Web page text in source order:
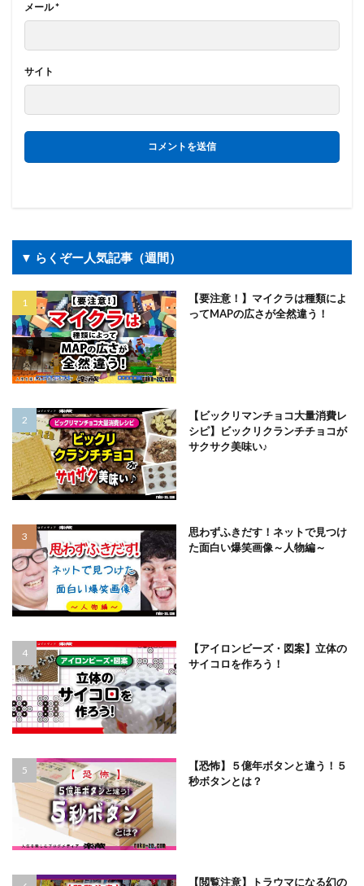
メール*
サイト
▼ らくぞー人気記事（週間）
【要注意！】マイクラは種類によ
ってMAPの広さが全然違う！
【ビックリマンチョコ大量消費レ
シピ】ビックリクランチチョコが
サクサク美味い♪
思わずふきだす！ネットで見つけ
た面白い爆笑画像～人物編～
【アイロンビーズ・図案】立体の
サイコロを作ろう！
【恐怖】５億年ボタンと違う！５
秒ボタンとは？
【閲覧注意】トラウマになる幻の